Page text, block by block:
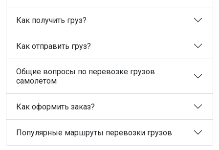
Как получить груз?
Как отправить груз?
Общие вопросы по перевозке грузов
самолетом
Как оформить заказ?
Популярные маршруты перевозки грузов